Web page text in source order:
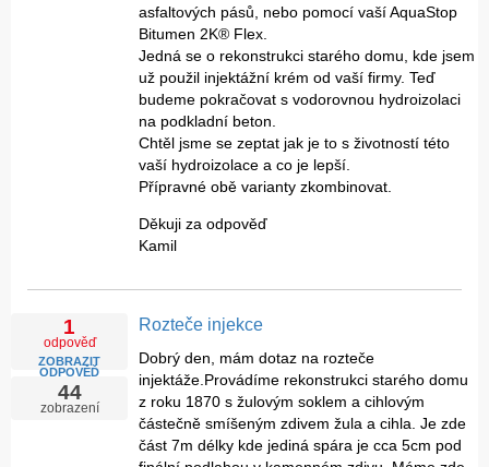
Námi provozovanábezplatná poradenská činnost je
, což znamená, že dotaz, jenž vznesl tazatel
přes elektronický formulář, není cenzurován (za
předpokladu, že dotaz neobsahuje vulgarismy, nekalé
praktiky apod.) a poskytovatel nenese jakoukoli
odpovědnost za uvedené texty tazatele. Tazatel si je
tímto vědom, že text jeho dotazu bude veřejně
dostupný na našich webových stránkách. Osobní
elektronický formulář do povinných polí, budou použity
pouze k vyřízení jeho dotazu - viz
Když je naše profese koníčkem.
asfaltových pásů, nebo pomocí vaší AquaStop
Bitumen 2K® Flex.
Jedná se o rekonstrukci starého domu, kde jsem
už použil injektážní krém od vaší firmy. Teď
budeme pokračovat s vodorovnou hydroizolaci
na podkladní beton.
Chtěl jsme se zeptat jak je to s životností této
vaší hydroizolace a co je lepší.
Přípravné obě varianty zkombinovat.
Děkuji za odpověď
Kamil
1
odpověď
ZOBRAZIT
ODPOVĚĎ
44
zobrazení
Rozteče injekce
Dobrý den, mám dotaz na rozteče
injektáže.Provádíme rekonstrukci starého domu
z roku 1870 s žulovým soklem a cihlovým
částečně smíšeným zdivem žula a cihla. Je zde
část 7m délky kde jediná spára je cca 5cm pod